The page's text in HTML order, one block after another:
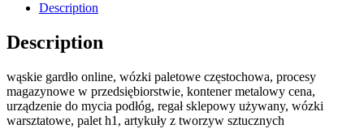
Description
Description
wąskie gardło online, wózki paletowe częstochowa, procesy
magazynowe w przedsiębiorstwie, kontener metalowy cena,
urządzenie do mycia podłóg, regał sklepowy używany, wózki
warsztatowe, palet h1, artykuły z tworzyw sztucznych